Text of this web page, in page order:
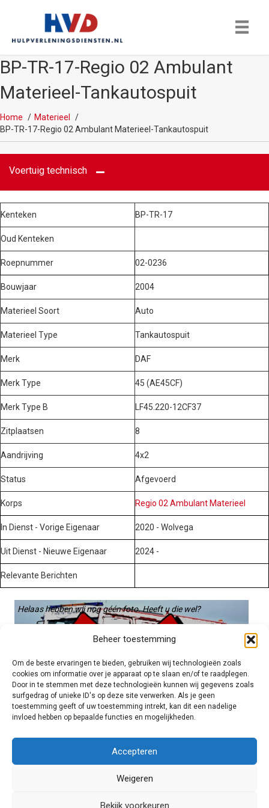
Beheer toestemming
Om de beste ervaringen te bieden, gebruiken wij technologieën zoals
cookies om informatie over je apparaat op te slaan en/of te raadplegen.
Door in te stemmen met deze technologieën kunnen wij gegevens zoals
surfgedrag of unieke ID's op deze site verwerken. Als je geen
toestemming geeft of uw toestemming intrekt, kan dit een nadelige
invloed hebben op bepaalde functies en mogelijkheden.
Accepteren
Weigeren
Bekijk voorkeuren
BP-TR-17-Regio 02 Ambulant
Materieel-Tankautospuit
Home
Materieel
BP-TR-17-Regio 02 Ambulant Materieel-Tankautospuit
Voertuig technisch
Kenteken BP-TR-17
Oud Kenteken
Roepnummer 02-0236
Bouwjaar 2004
Materieel Soort Auto
Materieel Type Tankautospuit
Merk DAF
Merk Type 45 (AE45CF)
Merk Type B LF45.220-12CF37
Zitplaatsen 8
Aandrijving 4x2
Status Afgevoerd
Korps Regio 02 Ambulant Materieel
In Dienst - Vorige Eigenaar 2020 - Wolvega
Uit Dienst - Nieuwe Eigenaar 2024 -
Relevante Berichten
Helaas hebben wij nog géén foto. Heeft u die wel?
Graag gebruiken we die. Stuur hem op naar:
voertuigen@hulpverleningsdiensten.nl